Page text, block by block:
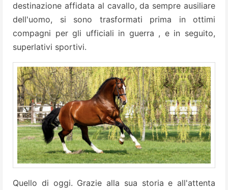
destinazione affidata al cavallo, da sempre ausiliare
dell'uomo, si sono trasformati prima in ottimi
compagni per gli ufficiali in guerra , e in seguito,
superlativi sportivi.
Quello di oggi. Grazie alla sua storia e all'attenta